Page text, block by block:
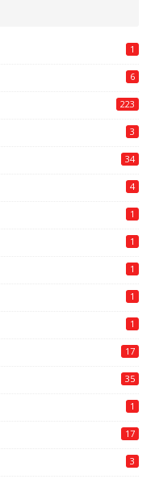
1
6
223
3
34
4
1
1
1
1
1
17
35
1
17
3